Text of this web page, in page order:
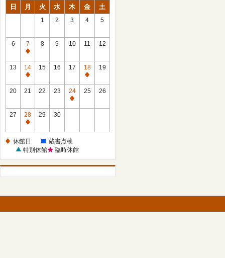
日 月 火 水 木 金 土
1 2 3 4 5
6
7
休
館
日
8 9 10 11 12
13
14
休
館
15 16 17
18
休
館
19
20 21 22 23
24
休
25 26
27
28
休
日
29 30
休館日
蔵書点検
特別休館
臨時休館